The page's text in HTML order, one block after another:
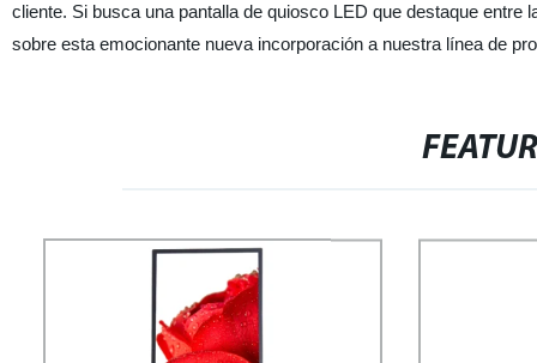
cliente. Si busca una pantalla de quiosco LED que destaque
sobre esta emocionante nueva incorporación a nuestra línea de